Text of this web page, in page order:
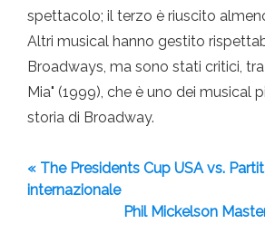
spettacolo; il terzo è riuscito
Altri musical hanno gestito
Broadways, ma sono stati critici,
Mia" (1999), che è uno dei musical
storia di Broadway.
« The Presidents Cup USA vs.
internazionale
Phil Mickelson